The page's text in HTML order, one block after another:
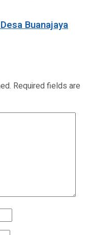
Buanajaya
Required fields are